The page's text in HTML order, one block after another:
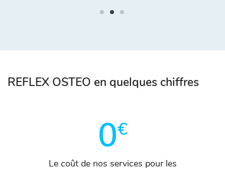
REFLEX OSTEO en quelques chiffres
0€
Le coût de nos services pour les